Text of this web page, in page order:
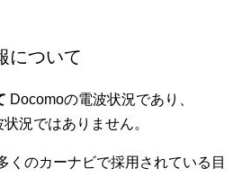
について
Docomoの電波状況であり、
況ではありません。
くのカーナビで採用されている目